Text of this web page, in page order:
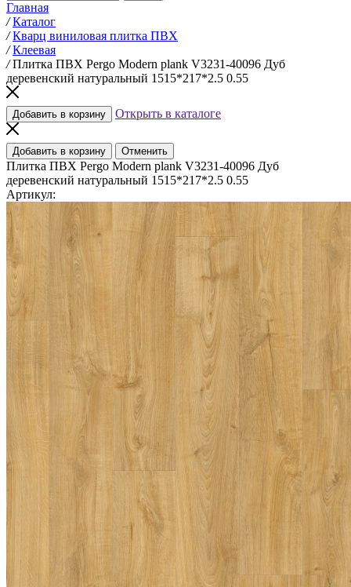
Главная
/ Каталог
/ Кварц виниловая плитка ПВХ
/ Клеевая
/ Плитка ПВХ Pergo Modern plank V3231-40096 Дуб
деревенский натуральный 1515*217*2.5 0.55
Добавить в корзину Открыть в каталоге
Добавить в корзину Отменить
Плитка ПВХ Pergo Modern plank V3231-40096 Дуб
деревенский натуральный 1515*217*2.5 0.55
Артикул: